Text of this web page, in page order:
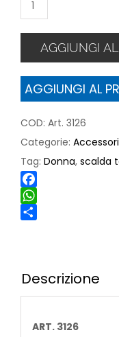
testa
AGGIUNGI
AGGIUNGI AL
COD: Art. 3126
Categorie: Accessori
Tag: Donna, scalda
Facebook
WhatsApp
Descrizione
ART. 3126